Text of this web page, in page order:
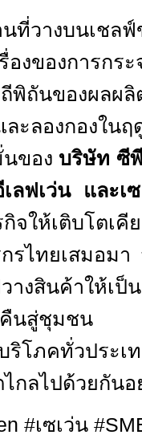
ที่วางบนเชล
องของการกร
พิถันของผลผ
ละลองกองใน
ของ บริษัท ซี
ลฟเว่น และเ
จให้เติบโตเคี
กรไทยเสมอม
งสินค้าให้เป็
บคืนสู่ชุมชน
ริโภคทั่วประ
ไกลไปด้วยกันอ
#เซเว่น